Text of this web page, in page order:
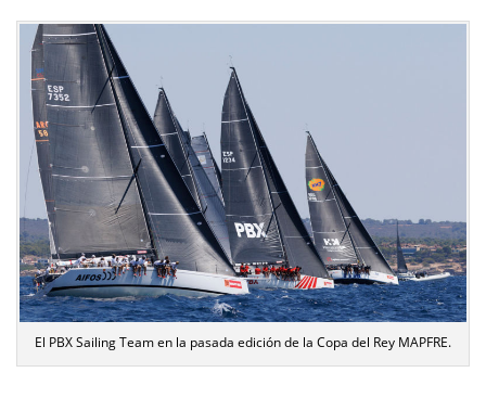
El PBX Sailing Team en la pasada edición de la Copa del Rey MAPFRE.